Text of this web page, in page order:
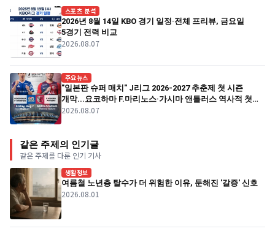
스포츠 분석
2026년 8월 14일 KBO 경기 일정·전체 프리뷰, 금요일
5경기 전력 비교
2026.08.07
주요뉴스
"일본판 슈퍼 매치" J리그 2026-2027 추춘제 첫 시즌
개막...요코하마 F.마리노스·가시마 앤틀러스 역사적 첫
경기
2026.08.07
같은 주제의 인기글
같은 주제를 다룬 인기 기사
생활정보
여름철 노년층 탈수가 더 위험한 이유, 둔해진 '갈증' 신호
2026.08.01